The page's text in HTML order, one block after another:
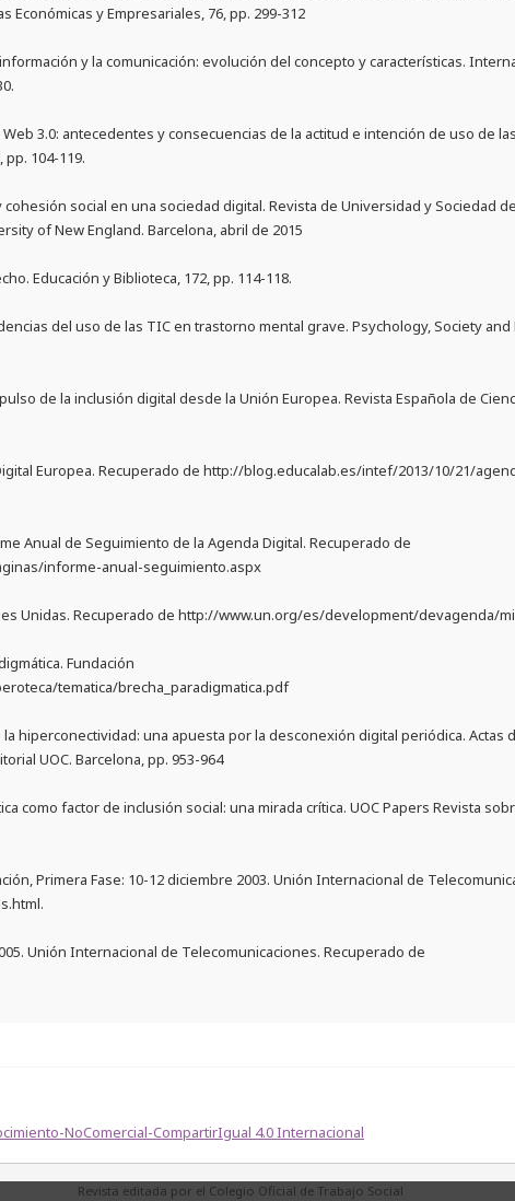
Económicas y Empresariales, 76, pp. 299-312
y la comunicación: evolución del concepto y características.
3.0: antecedentes y consecuencias de la actitud e intención de uso de
104-119.
cohesión social en una sociedad digital. Revista de Universidad y Sociedad
of New England. Barcelona, abril de 2015
Educación y Biblioteca, 172, pp. 114-118.
del uso de las TIC en trastorno mental grave. Psychology, Society and
de la inclusión digital desde la Unión Europea. Revista Española de
Europea. Recuperado de http://blog.educalab.es/intef/2013/10/21/
Anual de Seguimiento de la Agenda Digital. Recuperado de
informe-anual-seguimiento.aspx
Unidas. Recuperado de http://www.un.org/es/development/devagenda/
Fundación
tematica/brecha_paradigmatica.pdf
la hiperconectividad: una apuesta por la desconexión digital periódica. Actas
UOC. Barcelona, pp. 953-964
como factor de inclusión social: una mirada crítica. UOC Papers Revista
Primera Fase: 10-12 diciembre 2003. Unión Internacional de
Unión Internacional de Telecomunicaciones. Recuperado de
NoComercial-CompartirIgual 4.0 Internacional
Revista editada por el Colegio Oficial de Trabajo Social